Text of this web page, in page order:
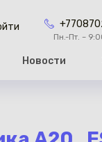
Пн.-Пт. –
Новости